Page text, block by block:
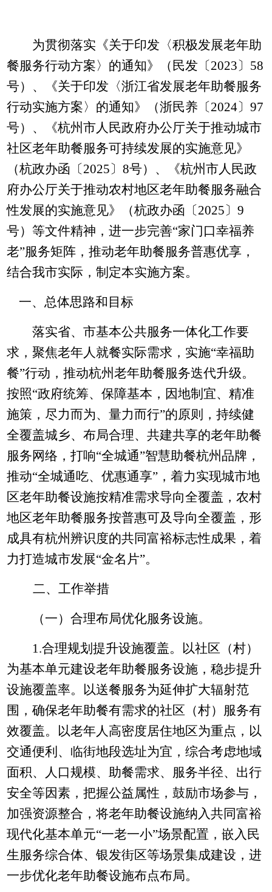
为贯彻落实《关于印发〈积极发展老年助
餐服务行动方案〉的通知》（民发〔2023〕 58
号）、《关于印发〈浙江省发展老年助餐服务
行动实施方案〉的通知》（浙民养〔2024〕97
号）、《杭州市人民政府办公厅关于推动城市
社区老年助餐服务可持续发展的实施意见》
（杭政办函〔2025〕8号）、《杭州市人民政
府办公厅关于推动农村地区老年助餐服务融合
性发展的实施意见》（杭政办函〔2025〕9
号）等文件精神，进一步完善“家门口幸福养
老”服务矩阵，推动老年助餐服务普惠优享，
结合我市实际，制定本实施方案。
一、总体思路和目标
落实省、市基本公共服务一体化工作要
求，聚焦老年人就餐实际需求，实施“幸福助
餐”行动，推动杭州老年助餐服务迭代升级。
按照“政府统筹、保障基本，因地制宜、精准
施策，尽力而为、量力而行”的原则，持续健
全覆盖城乡、布局合理、共建共享的老年助餐
服务网络，打响“全城通”智慧助餐杭州品牌，
推动“全城通吃、优惠通享”，着力实现城市地
区老年助餐设施按精准需求导向全覆盖，农村
地区老年助餐服务按普惠可及导向全覆盖，形
成具有杭州辨识度的共同富裕标志性成果，着
力打造城市发展“金名片”。
二、工作举措
（一）合理布局优化服务设施。
1.合理规划提升设施覆盖。以社区（村）
为基本单元建设老年助餐服务设施，稳步提升
设施覆盖率。以送餐服务为延伸扩大辐射范
围，确保老年助餐有需求的社区（村）服务有
效覆盖。以老年人高密度居住地区为重点，以
交通便利、临街地段选址为宜，综合考虑地域
面积、人口规模、助餐需求、服务半径、出行
安全等因素，把握公益属性，鼓励市场参与，
加强资源整合，将老年助餐设施纳入共同富裕
现代化基本单元“一老一小”场景配置，嵌入民
生服务综合体、银发街区等场景集成建设，进
一步优化老年助餐设施布点布局。